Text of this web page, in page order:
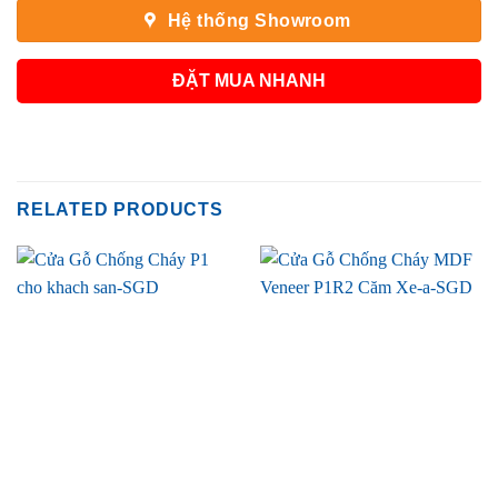
Hệ thống Showroom
ĐẶT MUA NHANH
RELATED PRODUCTS